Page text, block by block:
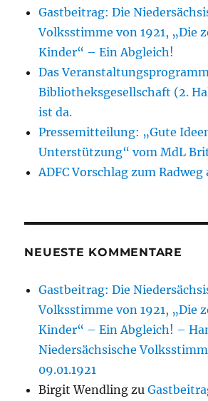
Gastbeitrag: Die
Volksstimme von 1921, „Die
Kinder“ – Ein Abgleich!
Das
Bibliotheksgesellschaft (2.
ist da.
Pressemitteilung: „Gute
Unterstützung“ vom MdL
ADFC Vorschlag zum
NEUESTE KOMMENTARE
Gastbeitrag: Die
Volksstimme von 1921, „Die
Kinder“ – Ein Abgleich! –
Niedersächsische
09.01.1921
Birgit Wendling zu